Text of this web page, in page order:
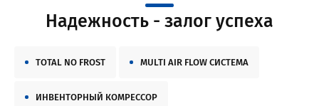
Надежность - залог успеха
TOTAL NO FROST MULTI AIR FLOW СИСТЕМА
ИНВЕНТОРНЫЙ КОМРЕССОР